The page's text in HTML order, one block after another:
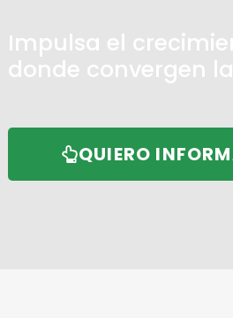
Impulsa el
donde convergen
QUIERO